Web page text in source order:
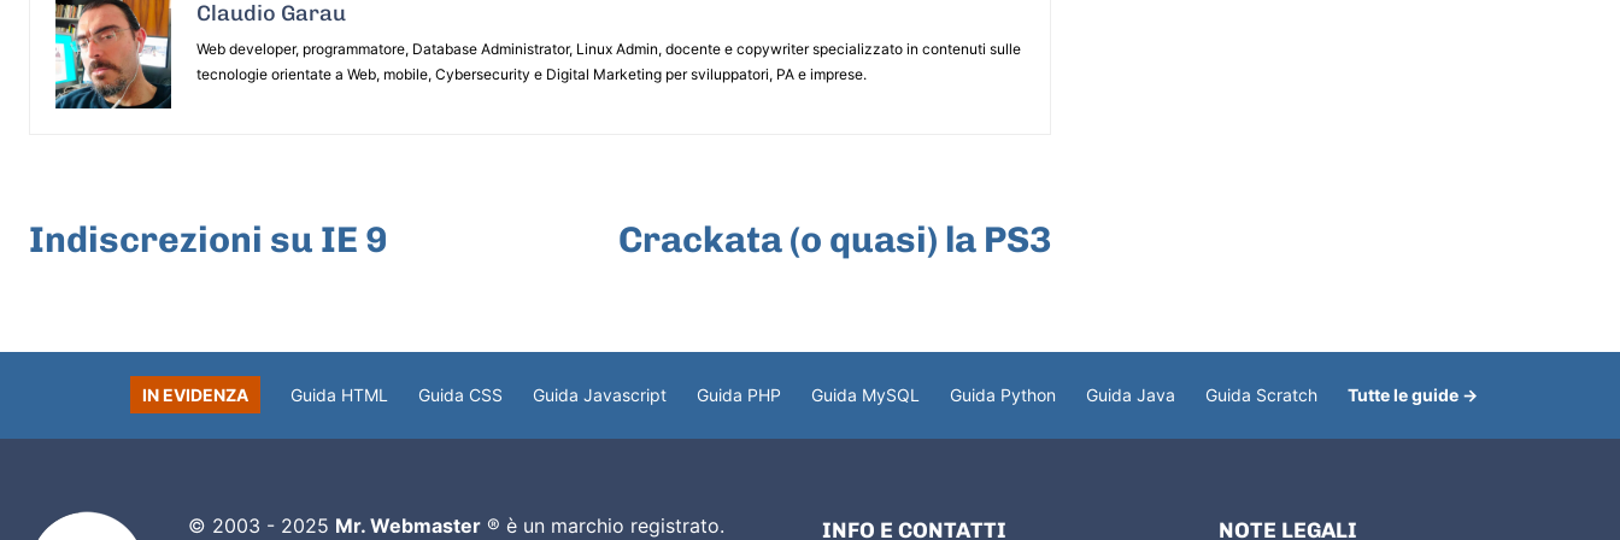
Claudio Garau
Web developer, programmatore, Database Administrator, Linux Admin, docente e copywriter specializzato in contenuti sulle
tecnologie orientate a Web, mobile, Cybersecurity e Digital Marketing per sviluppatori, PA e imprese.
Indiscrezioni su IE 9 Crackata (o quasi) la PS3
IN EVIDENZA Guida HTML Guida CSS Guida Javascript Guida PHP Guida MySQL Guida Python Guida Java Guida Scratch Tutte le guide →
© 2003 - 2025 Mr. Webmaster® è un marchio registrato. INFO E CONTATTI NOTE LEGALI